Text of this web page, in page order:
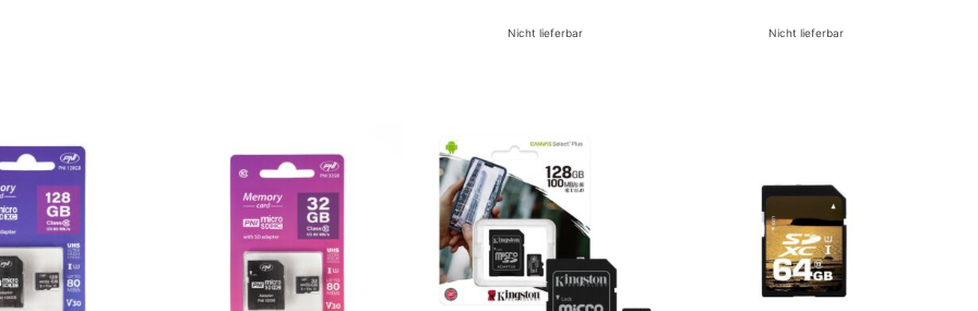
Nicht lieferbar Nicht lieferbar